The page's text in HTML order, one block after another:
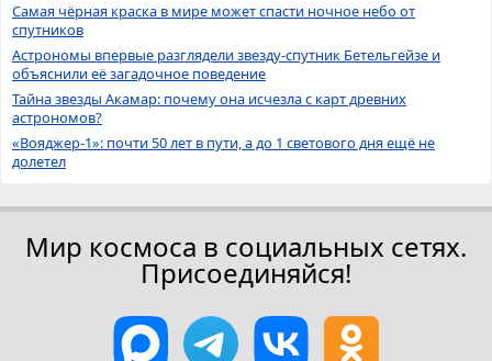
Самая чёрная краска в мире может спасти ночное небо от
спутников
Астрономы впервые разглядели звезду-спутник Бетельгейзе и
объяснили её загадочное поведение
Тайна звезды Акамар: почему она исчезла с карт древних
астрономов?
«Вояджер-1»: почти 50 лет в пути, а до 1 светового дня ещё не
долетел
Мир космоса в социальных сетях.
Присоединяйся!